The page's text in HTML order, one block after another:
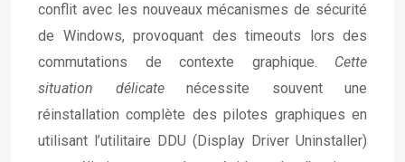
conflit avec les nouveaux mécanismes de sécurité
de Windows, provoquant des timeouts lors des
commutations de contexte graphique. Cette
situation délicate nécessite souvent une
réinstallation complète des pilotes graphiques en
utilisant l’utilitaire DDU (Display Driver Uninstaller)